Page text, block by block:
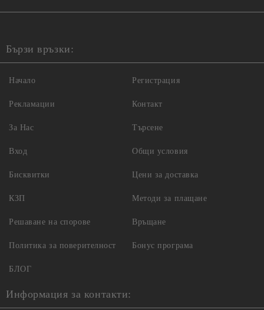
Бързи връзки:
Начало
Рекламации
За Нас
Вход
Регистрация
Контакт
Търсене
Общи условия
Бисквитки
КЗП
Решаване на спорове
Политика за поверителност
Цени за доставка
Методи за плащане
Връщане
Бонус програма
БЛОГ
Информация за контакти: